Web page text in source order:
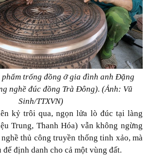
trống đồng ở gia đình anh Đặng
nghề đúc đồng Trà Đông). (Ảnh: Vũ
Sinh/TTXVN)
kỷ trôi qua, ngọn lửa lò đúc tại làng
Trung, Thanh Hóa) vẫn không ngừng
thủ công truyền thống tinh xảo, mà
định danh cho cả một vùng đất.